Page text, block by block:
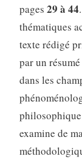
pages 29 à 44
thématiques
texte rédigé
par un
dans les
examine de